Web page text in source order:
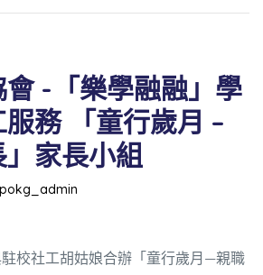
-「樂學融融」學
務 「童行歲月 –
家長小組
校社工胡姑娘合辦「童行歲月—親職